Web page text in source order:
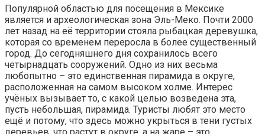
Популярной областью для посещения в Мексике
является и археологическая зона Эль-Меко. Почти 2000
лет назад на её территории стояла рыбацкая деревушка,
которая со временем переросла в более существенный
город. До сегодняшнего дня сохранилось всего
четырнадцать сооружений. Одно из них весьма
любопытно – это единственная пирамида в округе,
расположенная на самом высоком холме. Интерес
учёных вызывает то, с какой целью возведена эта,
пусть небольшая, пирамида. Туристы любят это место
ещё и потому, что здесь можно укрыться в тени густых